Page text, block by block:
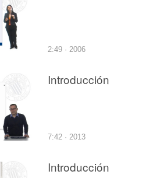
2:49 · 2006
Introducción
7:42 · 2013
Introducción